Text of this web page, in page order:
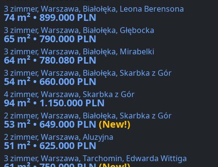
3 zimmer, Warszawa, Białołęka, Leona Berensona
74 m² • 899.000 PLN
3 zimmer, Warszawa, Białołęka, Głębocka
65 m² • 790.000 PLN
3 zimmer, Warszawa, Białołęka, Mirabelki
64 m² • 780.080 PLN
3 zimmer, Warszawa, Białołęka, Skarbka z Gór
54 m² • 660.000 PLN
4 zimmer, Warszawa, Skarbka z Gór
94 m² • 1.150.000 PLN
2 zimmer, Warszawa, Białołęka, Skarbka z Gór
53 m² • 649.000 PLN (New!)
2 zimmer, Warszawa, Aluzyjna
51 m² • 625.000 PLN
3 zimmer, Warszawa, Tarchomin, Edwarda Wittiga